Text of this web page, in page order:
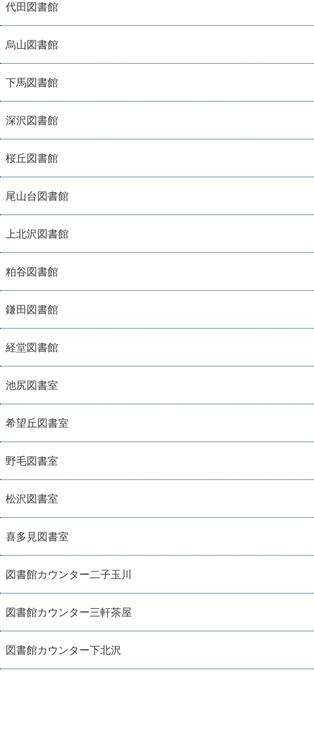
代田図書館
烏山図書館
下馬図書館
深沢図書館
桜丘図書館
尾山台図書館
上北沢図書館
粕谷図書館
鎌田図書館
経堂図書館
池尻図書室
希望丘図書室
野毛図書室
松沢図書室
喜多見図書室
図書館カウンター二子玉川
図書館カウンター三軒茶屋
図書館カウンター下北沢